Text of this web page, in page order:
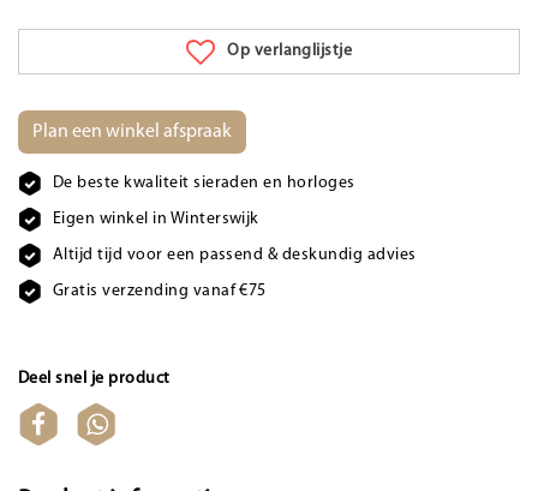
Op verlanglijstje
Plan een winkel afspraak
De beste kwaliteit sieraden en horloges
Eigen winkel in Winterswijk
Altijd tijd voor een passend & deskundig advies
Gratis verzending vanaf €75
Deel snel je product